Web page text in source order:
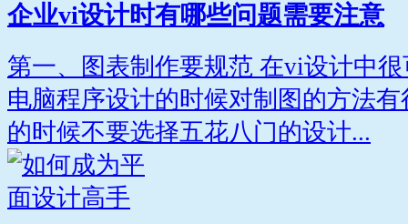
企业vi设计时有哪些问题需要注意
第一、图表制作要规范 在vi设计中
电脑程序设计的时候对制图的方法
的时候不要选择五花八门的设计...